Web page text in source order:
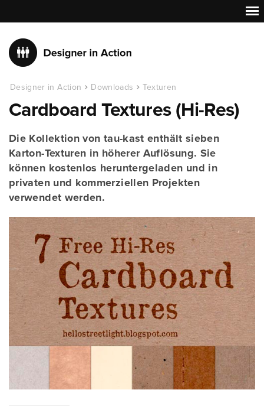
Designer in Action Downloads Texturen
Cardboard Textures (Hi-Res)
Die Kollektion von tau-kast enthält sieben
Karton-Texturen in höherer Auflösung. Sie
können kostenlos heruntergeladen und in
privaten und kommerziellen Projekten
verwendet werden.